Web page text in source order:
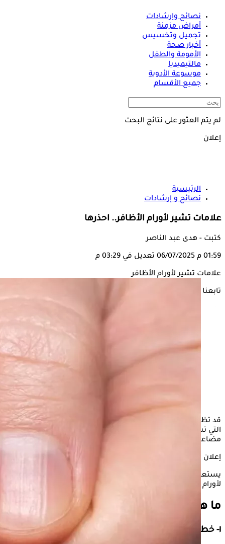
نصائح وإرشادات
أمراض مزمنة
تجميل وتخسيس
أخبار صحة
الأمومة والطفل
مالتيميديا
موسوعة الأدوية
جميع الأقسام
لم يتم العثور على نتائج البحث
إعلان
الرئيسية
نصائح و إرشادات
علامات تشير لأورام الأظافر.. احذرها
كتبت - هدى عبد الناصر
01:59 م 06/07/2025 تعديل في 03:29 م
علامات تشير لأورام الأظافر
تابعنا على
قد تظهر بعض العلامات المزعجة على الأظافر وتشير إلى الأورام
التي تستوجب استشارة الطبيب المختص فورًا قبل ظهور أي
مضاعفات.
إعلان
يستعرض "الكونسلتو" في التقرير التالي أبرز العلامات التي تشير
لأورام الأظافر وفقًا لما ذكره موقع "cleveland clinic".
ما هي علامات الأظافر التي تشير للأورام؟
١- خط داكن اللون تحت الظفر